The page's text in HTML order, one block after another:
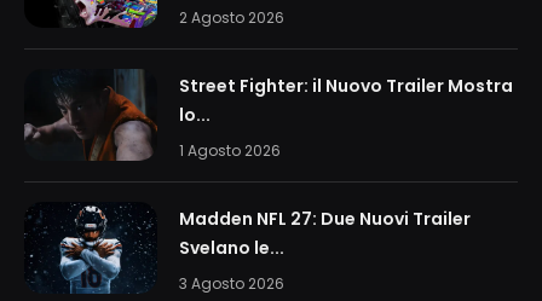
2 Agosto 2026
Street Fighter: il Nuovo Trailer Mostra
lo...
1 Agosto 2026
Madden NFL 27: Due Nuovi Trailer
Svelano le...
3 Agosto 2026